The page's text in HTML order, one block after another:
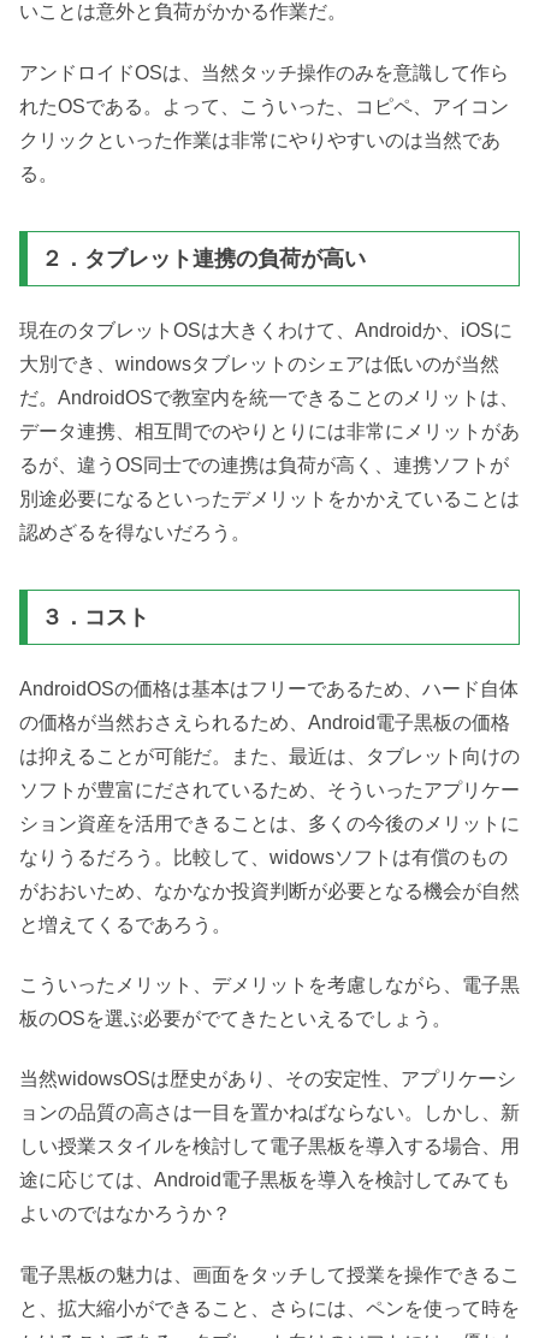
いことは意外と負荷がかかる作業だ。
アンドロイドOSは、当然タッチ操作のみを意識して作ら
れたOSである。よって、こういった、コピペ、アイコン
クリックといった作業は非常にやりやすいのは当然であ
る。
２．タブレット連携の負荷が高い
現在のタブレットOSは大きくわけて、Androidか、iOSに
大別でき、windowsタブレットのシェアは低いのが当然
だ。AndroidOSで教室内を統一できることのメリットは、
データ連携、相互間でのやりとりには非常にメリットがあ
るが、違うOS同士での連携は負荷が高く、連携ソフトが
別途必要になるといったデメリットをかかえていることは
認めざるを得ないだろう。
３．コスト
AndroidOSの価格は基本はフリーであるため、ハード自体
の価格が当然おさえられるため、Android電子黒板の価格
は抑えることが可能だ。また、最近は、タブレット向けの
ソフトが豊富にだされているため、そういったアプリケー
ション資産を活用できることは、多くの今後のメリットに
なりうるだろう。比較して、widowsソフトは有償のもの
がおおいため、なかなか投資判断が必要となる機会が自然
と増えてくるであろう。
こういったメリット、デメリットを考慮しながら、電子黒
板のOSを選ぶ必要がでてきたといえるでしょう。
当然widowsOSは歴史があり、その安定性、アプリケーシ
ョンの品質の高さは一目を置かねばならない。しかし、新
しい授業スタイルを検討して電子黒板を導入する場合、用
途に応じては、Android電子黒板を導入を検討してみても
よいのではなかろうか？
電子黒板の魅力は、画面をタッチして授業を操作できるこ
と、拡大縮小ができること、さらには、ペンを使って時を